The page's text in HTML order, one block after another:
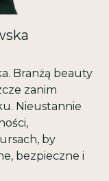
Branżą beauty
zanim
Nieustannie
by
bezpieczne i